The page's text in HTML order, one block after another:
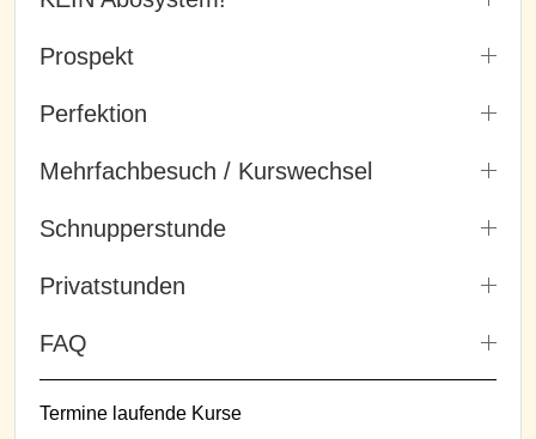
Prospekt
Perfektion
Mehrfachbesuch / Kurswechsel
Schnupperstunde
Privatstunden
FAQ
Termine laufende Kurse